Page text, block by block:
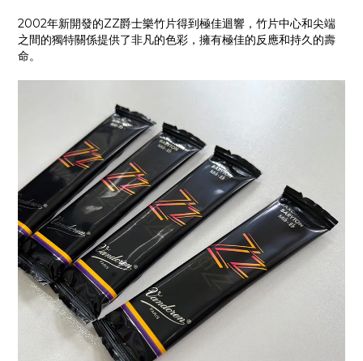
2002年新開發的ZZ爵士樂竹片得到極佳迴響，竹片中心和尖端
之間的獨特關係提供了非凡的色彩，擁有極佳的反應和持久的壽
命。